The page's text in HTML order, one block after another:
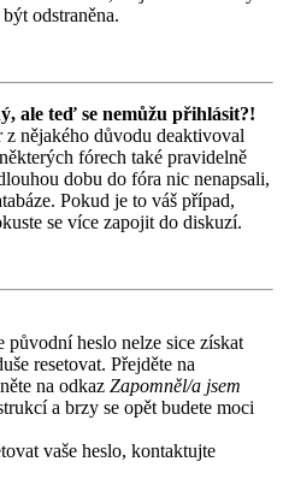
odstraněna.
ale teď se nemůžu přihlásit?!
z nějakého důvodu deaktivoval
fórech také pravidelně
dobu do fóra nic nenapsali,
Pokud je to váš případ,
se více zapojit do diskuzí.
původní heslo nelze sice získat
resetovat. Přejděte na
na odkaz Zapomněl/a jsem
a brzy se opět budete moci
vaše heslo, kontaktujte